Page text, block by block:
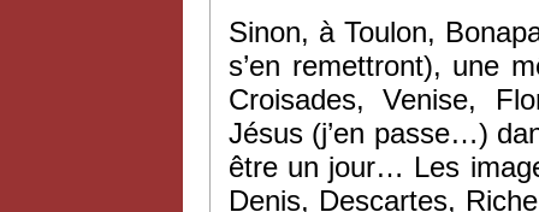
Sinon, à Toulon,
s’en remettront), une
Croisades, Venise,
Jésus (j’en passe…)
être un jour… Les
Denis, Descartes,